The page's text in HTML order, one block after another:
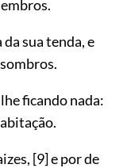
sua tenda, e
ficando nada:
[9]e por de